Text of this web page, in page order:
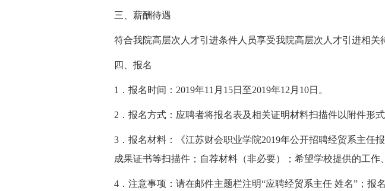
三、薪酬待遇
符合我院高层次人才引进条件人员享受我院高层次人才引进相关
四、报名
1．报名时间：2019年11月15日至2019年12月10日。
2．报名方式：应聘者将报名表及相关证明材料扫描件以附件形
3．报名材料：《江苏财会职业学院2019年公开招聘经贸系主任
成果证书等扫描件；自荐材料（非必要）；希望学校提供的工作
4．注意事项：请在邮件主题栏注明“应聘经贸系主任 姓名”；报